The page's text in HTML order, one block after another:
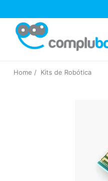
Home Kits de Robótica